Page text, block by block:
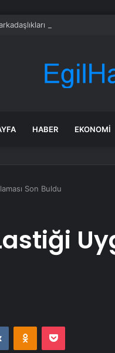
ruh sağlığını
HABER EKONOMI
Son Buldu
VKontakteOdnoklassniki
Pocket